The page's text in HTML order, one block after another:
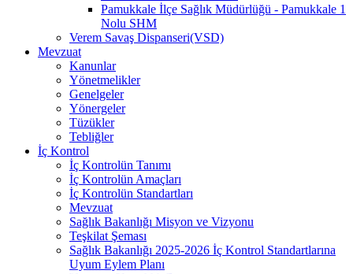
Pamukkale İlçe Sağlık Müdürlüğü - Pamukkale 1
Nolu SHM
Verem Savaş Dispanseri(VSD)
Mevzuat
Kanunlar
Yönetmelikler
Genelgeler
Yönergeler
Tüzükler
Tebliğler
İç Kontrol
İç Kontrolün Tanımı
İç Kontrolün Amaçları
İç Kontrolün Standartları
Mevzuat
Sağlık Bakanlığı Misyon ve Vizyonu
Teşkilat Şeması
Sağlık Bakanlığı 2025-2026 İç Kontrol Standartlarına
Uyum Eylem Planı